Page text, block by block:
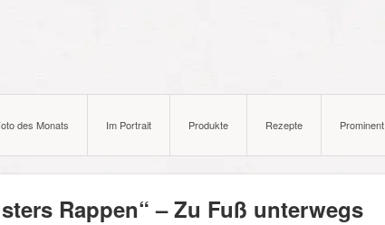
des Monats Im Portrait Produkte Rezepte Prominent
Rappen“ – Zu Fuß unterwegs